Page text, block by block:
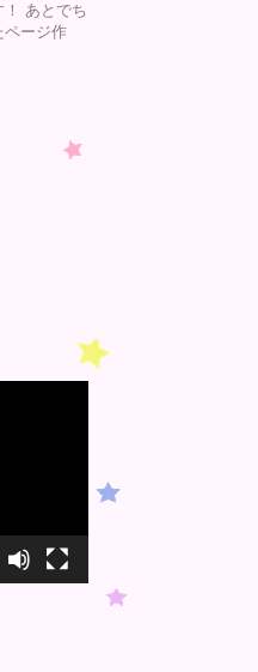
！ あとでち
ページ作